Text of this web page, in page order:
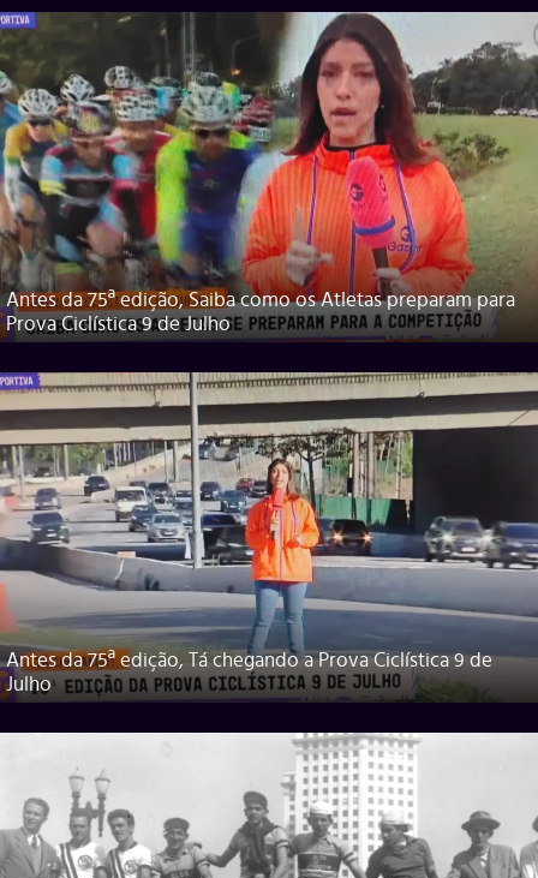
Antes da 75ª edição, Saiba como os Atletas preparam para
Prova Ciclística 9 de Julho
Antes da 75ª edição, Tá chegando a Prova Ciclística 9 de
Julho